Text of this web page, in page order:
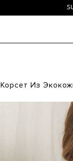
Корсет Из